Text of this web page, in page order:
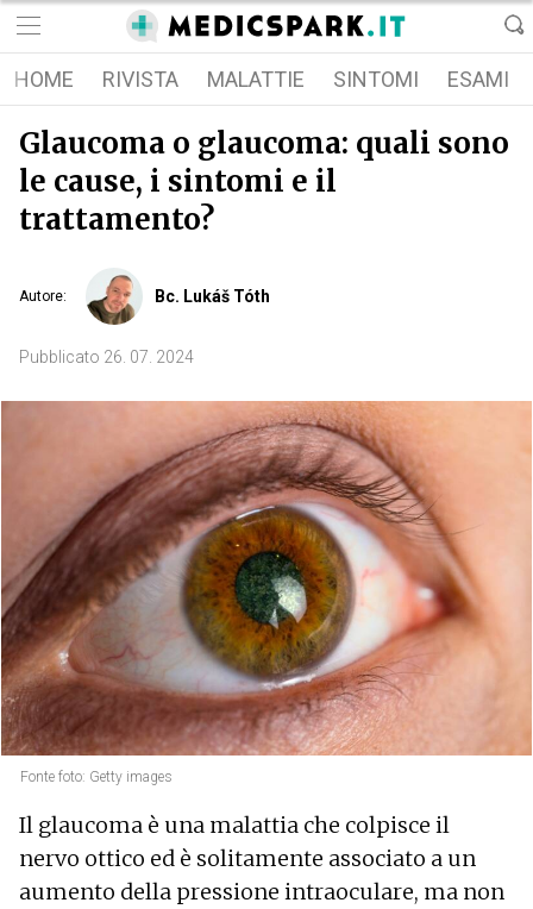
HOME RIVISTA MALATTIE SINTOMI ESAMI
Glaucoma o glaucoma: quali sono
le cause, i sintomi e il
trattamento?
Autore: Bc. Lukáš Tóth
Pubblicato 26. 07. 2024
Fonte foto: Getty images
Il glaucoma è una malattia che colpisce il
nervo ottico ed è solitamente associato a un
aumento della pressione intraoculare, ma non